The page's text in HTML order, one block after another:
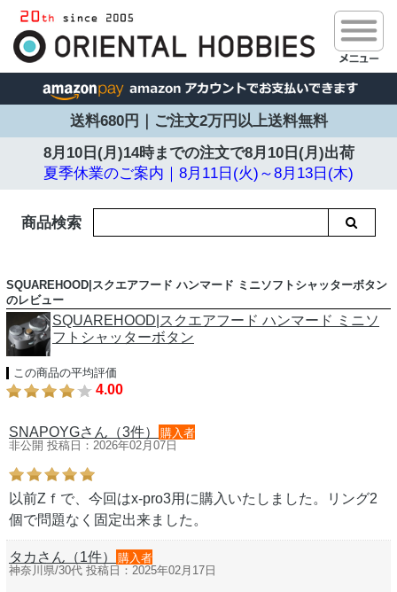
送料680円｜ご注文2万円以上送料無料
8月10日(月)14時までの注文で8月10日(月)出荷
夏季休業のご案内｜8月11日(火)～8月13日(木)
商品検索
SQUAREHOOD|スクエアフード ハンマード ミニソフトシャッターボタン
のレビュー
SQUAREHOOD|スクエアフード ハンマード ミニソ
フトシャッターボタン
この商品の平均評価
4.00
SNAPOYGさん（3件）
購入者
非公開 投稿日：2026年02月07日
以前Zｆで、今回はx-pro3用に購入いたしました。リング2
個で問題なく固定出来ました。
タカさん（1件）
購入者
神奈川県/30代 投稿日：2025年02月17日